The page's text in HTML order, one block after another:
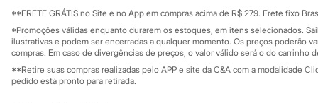
Minecraft
Naruto
Patrulha Canina
Sonic
Beleza
Kits
Privacidade
Configuração de cookies
Minha privacidade
Educação
**FRETE GRÁTIS no Site e no App em compras acima de R$ 279. Frete fixo
*Promoções válidas enquanto durarem os estoques, em itens selecionados.
ilustrativas e podem ser encerradas a qualquer momento. Os preços poderão
compras. Em caso de divergências de preços, o valor válido será o do carrinho
**Retire suas compras realizadas pelo APP e site da C&A com a modalidade
pedido está pronto para retirada.